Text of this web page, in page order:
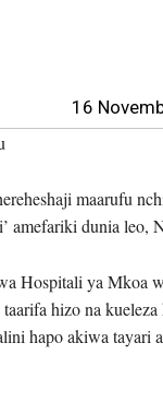
16
maarufu
amefariki dunia leo,
Hospitali ya Mkoa
hizo na
hapo akiwa tayari